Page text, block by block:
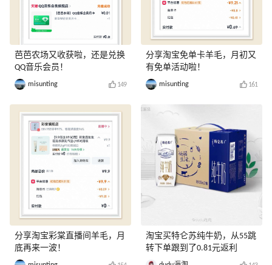
芭芭农场又收获啦，还是兑换
QQ音乐会员！
misunting 149
分享淘宝彩棠直播间羊毛，月
底再来一波！
分享淘宝免单卡羊毛，月初又
有免单活动啦！
misunting 161
淘宝买特仑苏纯牛奶，从55跳
转下单跟到了0.81元返利